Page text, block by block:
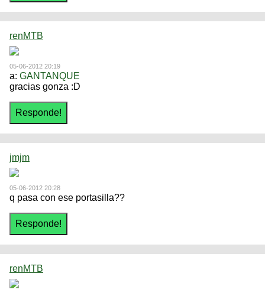
renMTB
05-06-2012 20:19
a: GANTANQUE
gracias gonza :D
jmjm
05-06-2012 20:28
q pasa con ese portasilla??
renMTB